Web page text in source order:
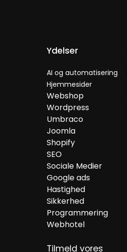
Ydelser
AI og automatisering
Hjemmesider
Webshop
Wordpress
Umbraco
Joomla
Shopify
SEO
Sociale Medier
Google ads
Hastighed
Sikkerhed
Programmering
Webhotel
Tilmeld vores